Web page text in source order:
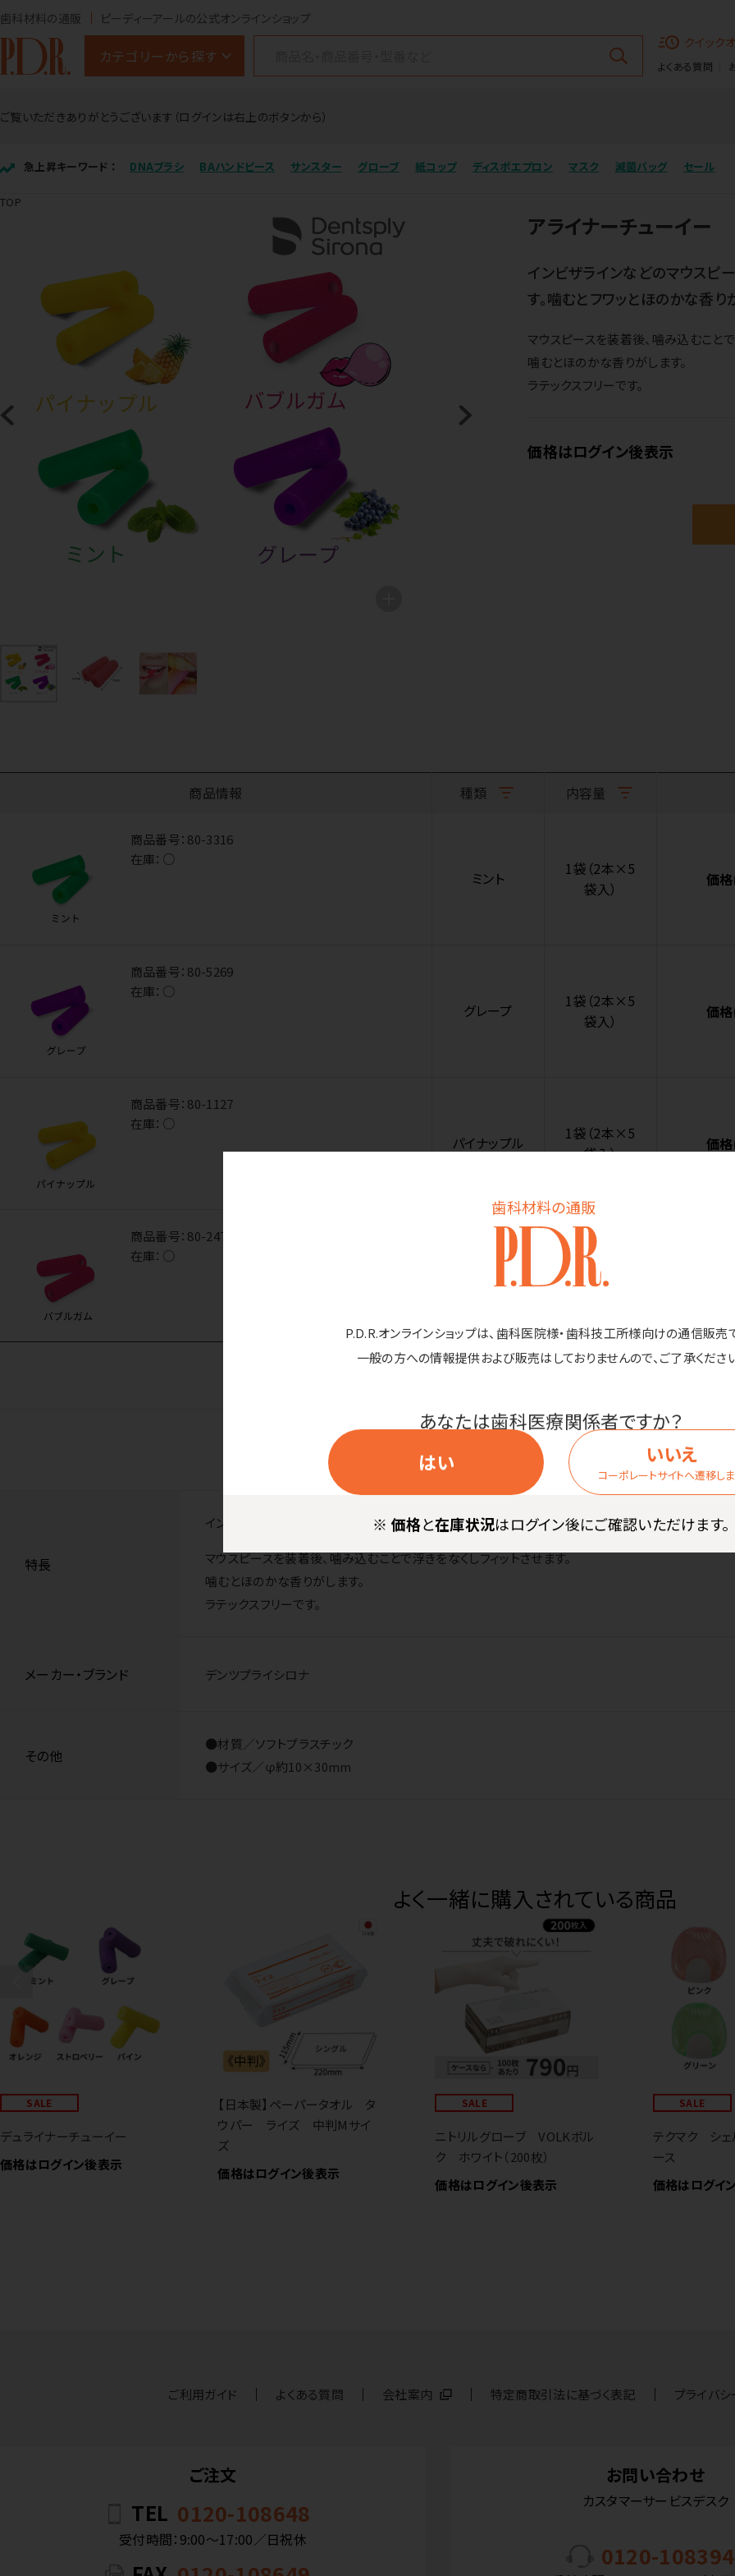
歯科材料の通販
P.D.R.オンラインショップは、歯科医院様・歯科技工所様向けの通信販売
一般の方への情報提供および販売はしておりませんので、ご了承くださ
あなたは歯科医療関係者ですか？
はい
いいえ
コーポレートサイトへ遷移し
※ 価格と在庫状況はログイン後にご確認いただけます。
歯科材料の通販 ピーディーアールの公式オンラインショップ
カテゴリーから探す
クイック
よくある質問
ご覧いただきありがとうございます（ログインは右上のボタンから）
急上昇キーワード ： DNAブラシ BAハンドピース サンスター グローブ 紙コップ ディスポエプロン マスク 滅菌バッグ セール
TOP
アライナーチューイー
インビザラインなどのマウスピ
す。噛むとフワッとほのかな香り
マウスピースを装着後、噛み込むことで
噛むとほのかな香りがします。
ラテックスフリーです。
価格はログイン後表示
商品情報 種類 内容量
商品番号： 80-3316
在庫： ○
ミント
1袋（2本×5
袋入）
価
商品番号： 80-5269
在庫： ○
グレープ
1袋（2本×5
袋入）
価
商品番号： 80-1127
在庫： ○
パイナップル
1袋（2本×5
袋入）
価
商品番号： 80-2470
在庫： ○
1袋（2本×5
袋入）
商品詳細
特長
インビザラインなどのマウスピース型矯正装置用です。4つのフレーバーから選べます。噛むとフワッと
マウスピースを装着後、噛み込むことで浮きをなくしフィットさせます。
噛むとほのかな香りがします。
ラテックスフリーです。
メーカー・ブランド デンツプライシロナ
その他
●材質／ソフトプラスチック
●サイズ／φ約10×30mm
よく一緒に購入されている商品
SALE
デュライナーチューイー
価格はログイン後表示
【日本製】ペーパータオル タ
ウパー ライズ 中判Mサイ
ズ
価格はログイン後表示
SALE
ニトリルグローブ VOLKボル
ク ホワイト（200枚）
価格はログイン後表示
SALE
テクマク シェ
ース
価格はログイ
ご利用ガイド よくある質問 会社案内 特定商取引法に基づく表記 プライバ
ご注文
TEL 0120-108648
受付時間：9:00〜17:00／日祝休
お問い合わせ
カスタマーサービスデスク
0120-108394